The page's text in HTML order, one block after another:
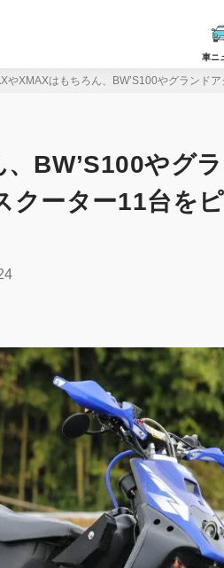
車ニ
やXMAXはもちろん、BW’S100やグランド
BW’S100やグ
ーター11台を